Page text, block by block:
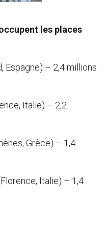
les places
Espagne) – 2,4 millions
Italie) – 2,2
Grèce) – 1,4
Italie) – 1,4